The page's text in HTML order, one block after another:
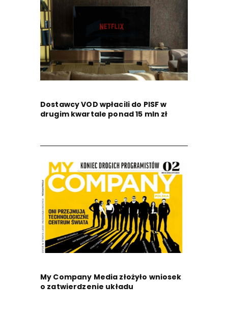
Dostawcy VOD wpłacili do PISF w
drugim kwartale ponad 15 mln zł
My Company Media złożyło wniosek
o zatwierdzenie układu